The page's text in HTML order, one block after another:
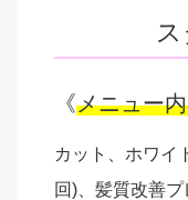
《メニュー
カット、ホワイ
回)、髪質改善プ